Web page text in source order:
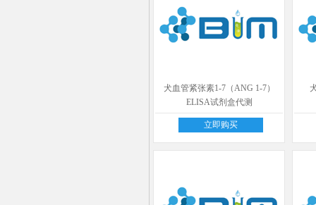
犬血管紧张素1-7（ANG 1-7）
ELISA试剂盒代测
立即购买